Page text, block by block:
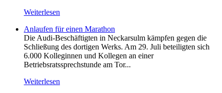
Weiterlesen
Anlaufen für einen Marathon
Die Audi-Beschäftigten in Neckarsulm kämpfen gegen die
Schließung des dortigen Werks. Am 29. Juli beteiligten sich
6.000 Kolleginnen und Kollegen an einer
Betriebsratssprechstunde am Tor...
Weiterlesen